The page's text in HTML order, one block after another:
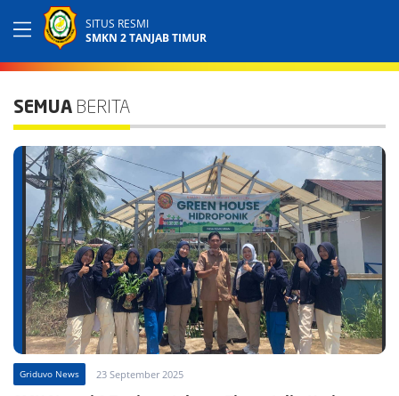
SITUS RESMI
SMKN 2 TANJAB TIMUR
SEMUA BERITA
Griduvo News 23 September 2025